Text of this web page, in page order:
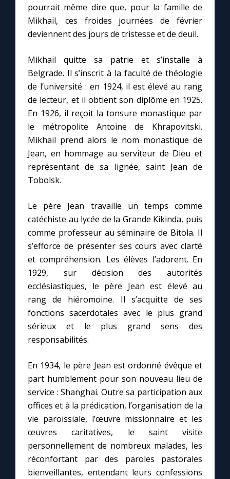
pourrait même dire que, pour la famille de
Mikhaïl, ces froides journées de février
deviennent des jours de tristesse et de deuil.
Mikhaïl quitte sa patrie et s’installe à
Belgrade. Il s’inscrit à la faculté de théologie
de l’université : en 1924, il est élevé au rang
de lecteur, et il obtient son diplôme en 1925.
En 1926, il reçoit la tonsure monastique par
le métropolite Antoine de Khrapovitski.
Mikhaïl prend alors le nom monastique de
Jean, en hommage au serviteur de Dieu et
représentant de sa lignée, saint Jean de
Tobolsk.
Le père Jean travaille un temps comme
catéchiste au lycée de la Grande Kikinda, puis
comme professeur au séminaire de Bitola. Il
s’efforce de présenter ses cours avec clarté
et compréhension. Les élèves l’adorent. En
1929, sur décision des autorités
ecclésiastiques, le père Jean est élevé au
rang de hiéromoine. Il s’acquitte de ses
fonctions sacerdotales avec le plus grand
sérieux et le plus grand sens des
responsabilités.
En 1934, le père Jean est ordonné évêque et
part humblement pour son nouveau lieu de
service : Shanghai. Outre sa participation aux
offices et à la prédication, l’organisation de la
vie paroissiale, l’œuvre missionnaire et les
œuvres caritatives, le saint visite
personnellement de nombreux malades, les
réconfortant par des paroles pastorales
bienveillantes, entendant leurs confessions